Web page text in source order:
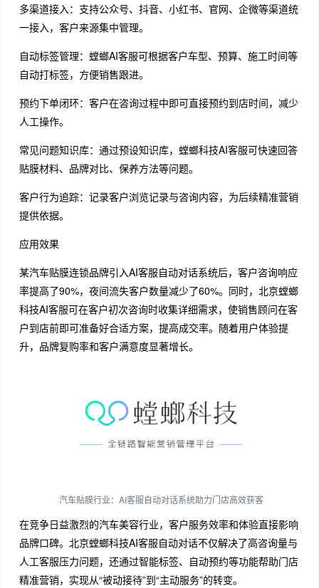
多渠道接入：支持公众号、抖音、小红书、官网、企微等渠道统
一接入，客户来源集中管理。
自动标签管理：螳螂AI客服可根据客户车型、预算、施工时间等
自动打标签，方便销售跟进。
预约下单闭环：客户在咨询过程中即可直接预约到店时间，减少
人工操作。
常见问题知识库：通过预设知识库，螳螂科技AI客服可快速回答
贴膜材料、品牌对比、保养方法等问题。
客户行为追踪：记录客户浏览记录与咨询内容，为后续精准营销
提供依据。
应用效果
某汽车贴膜连锁品牌引入AI客服自动对话系统后，客户咨询响应
率提高了90%，夜间流失客户数量减少了60%。同时，北京螳螂
科技AI客服可在客户初次咨询时收集详细需求，使销售顾问在客
户到店前即可准备好合适方案，提高成交率。随着用户体验提
升，品牌复购率和客户满意度显著增长。
汽车贴膜行业：AI客服自动对话系统助力门店高效获客
在竞争日益激烈的汽车美容行业，客户服务效率和体验直接影响
品牌口碑。北京螳螂科技AI客服自动对话不仅解决了高咨询量与
人工客服压力问题，还通过智能标签、自动预约等功能帮助门店
精准营销，实现从“被动接待”到“主动服务”的转变。